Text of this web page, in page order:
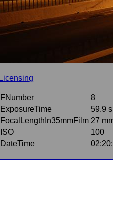
Licensing
FNumber
8
ExposureTime
59.9 s
FocalLengthIn35mmFilm 27
ISO
100
DateTime